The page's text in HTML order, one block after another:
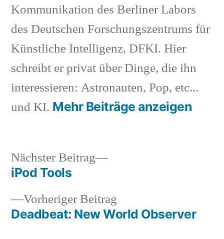
Kommunikation des Berliner Labors
des Deutschen Forschungszentrums für
Künstliche Intelligenz, DFKI. Hier
schreibt er privat über Dinge, die ihn
interessieren: Astronauten, Pop, etc...
und KI. Mehr Beiträge anzeigen
Beitragsnavigation
Vorheriger Beitrag
Beitrag:
Deadbeat: New World Observer
Nächster Beitrag
Nächster
iPod Tools